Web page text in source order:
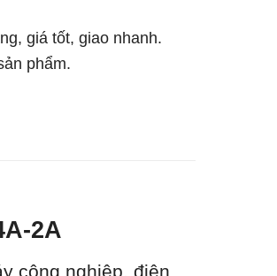
giá tốt, giao nhanh.
phẩm.
2A
công nghiệp, điện